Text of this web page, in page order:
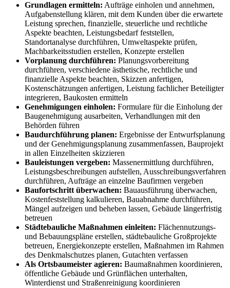
Grundlagen ermitteln: Aufträge einholen und annehmen,
Aufgabenstellung klären, mit dem Kunden über die erwartete
Leistung sprechen, finanzielle, steuerliche und rechtliche
Aspekte beachten, Leistungsbedarf feststellen,
Standortanalyse durchführen, Umweltaspekte prüfen,
Machbarkeitsstudien erstellen, Konzepte erstellen
Vorplanung durchführen: Planungsvorbereitung
durchführen, verschiedene ästhetische, rechtliche und
finanzielle Aspekte beachten, Skizzen anfertigen,
Kostenschätzungen anfertigen, Leistung fachlicher Beteiligter
integrieren, Baukosten ermitteln
Genehmigungen einholen: Formulare für die Einholung der
Baugenehmigung ausarbeiten, Verhandlungen mit den
Behörden führen
Baudurchführung planen: Ergebnisse der Entwurfsplanung
und der Genehmigungsplanung zusammenfassen, Bauprojekt
in allen Einzelheiten skizzieren
Bauleistungen vergeben: Massenermittlung durchführen,
Leistungsbeschreibungen aufstellen, Ausschreibungsverfahren
durchführen, Aufträge an einzelne Baufirmen vergeben
Baufortschritt überwachen: Bauausführung überwachen,
Kostenfeststellung kalkulieren, Bauabnahme durchführen,
Mängel aufzeigen und beheben lassen, Gebäude längerfristig
betreuen
Städtebauliche Maßnahmen einleiten: Flächennutzungs-
und Bebauungspläne erstellen, städtebauliche Großprojekte
betreuen, Energiekonzepte erstellen, Maßnahmen im Rahmen
des Denkmalschutzes planen, Gutachten verfassen
Als Ortsbaumeister agieren: Baumaßnahmen koordinieren,
öffentliche Gebäude und Grünflächen unterhalten,
Winterdienst und Straßenreinigung koordinieren